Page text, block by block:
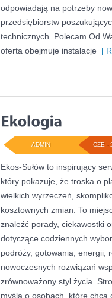
odpowiadają na potrzeby
przedsiębiorstw
technicznych. Polecam Od
oferta obejmuje instalacje [
CZE -
ADMIN
Ekos-Sułów to inspirujący
który pokazuje, że troska o
wielkich wyrzeczeń,
kosztownych zmian. To
znaleźć porady, ciekawostki
dotyczące codziennych
podróży, gotowania, energii,
nowoczesnych rozwiązań
zrównoważony styl życia.
myślą o osobach, które chcą